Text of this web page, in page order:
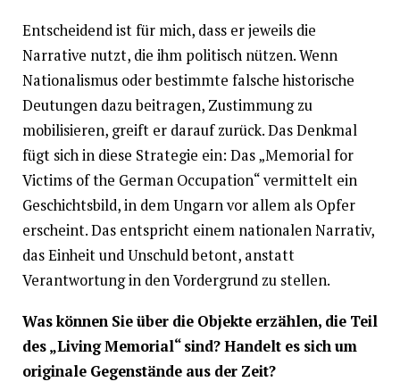
Entscheidend ist für mich, dass er jeweils die
Narrative nutzt, die ihm politisch nützen. Wenn
Nationalismus oder bestimmte falsche historische
Deutungen dazu beitragen, Zustimmung zu
mobilisieren, greift er darauf zurück. Das Denkmal
fügt sich in diese Strategie ein: Das „Memorial for
Victims of the German Occupation“ vermittelt ein
Geschichtsbild, in dem Ungarn vor allem als Opfer
erscheint. Das entspricht einem nationalen Narrativ,
das Einheit und Unschuld betont, anstatt
Verantwortung in den Vordergrund zu stellen.
Was können Sie über die Objekte erzählen, die Teil
des „Living Memorial“ sind? Handelt es sich um
originale Gegenstände aus der Zeit?